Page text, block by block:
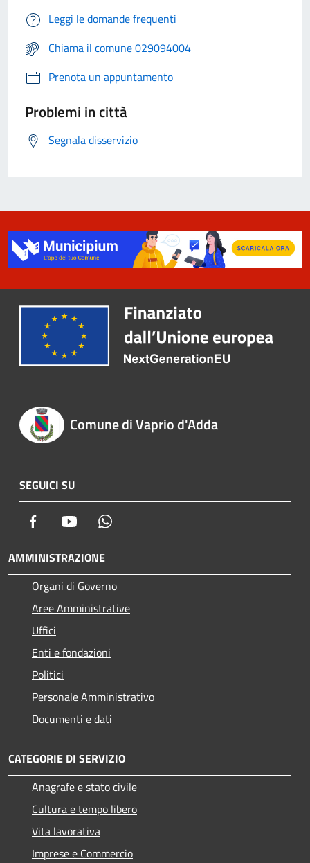
Leggi le domande frequenti
Chiama il comune 029094004
Prenota un appuntamento
Problemi in città
Segnala disservizio
Comune di Vaprio d'Adda
SEGUICI SU
Facebook Youtube
AMMINISTRAZIONE
Organi di Governo
Aree Amministrative
Uffici
Enti e fondazioni
Politici
Personale Amministrativo
Documenti e dati
CATEGORIE DI SERVIZIO
Anagrafe e stato civile
Cultura e tempo libero
Vita lavorativa
Imprese e Commercio